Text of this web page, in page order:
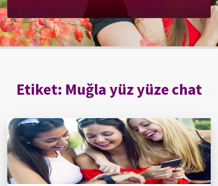
Etiket: Muğla yüz yüze chat